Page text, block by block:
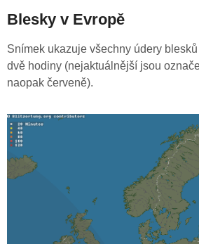
Blesky v Evropě
Snímek ukazuje všechny údery
dvě hodiny (nejaktuálnější jsou
naopak červeně).